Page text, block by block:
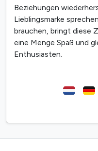
Beziehungen
Lieblingsmarke
brauchen, bringt diese
eine Menge Spaß und
Enthusiasten.